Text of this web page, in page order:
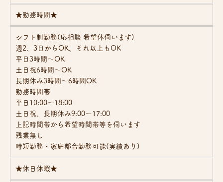
★勤務時間★
シフト制勤務(応相談 希望休伺います)
週2、3日からOK、それ以上もOK
平日3時間～OK
土日祝6時間～OK
長期休み3時間～6時間OK
勤務時間帯
平日10:00～18:00
土日祝、長期休み9:00～17:00
上記時間帯から希望時間帯等を伺います
残業無し
時短勤務・家庭都合勤務可能(実績あり)
★休日休暇★